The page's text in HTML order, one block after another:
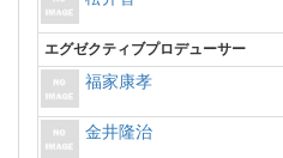
エグゼクティブプロデューサー
福家康孝
金井隆治